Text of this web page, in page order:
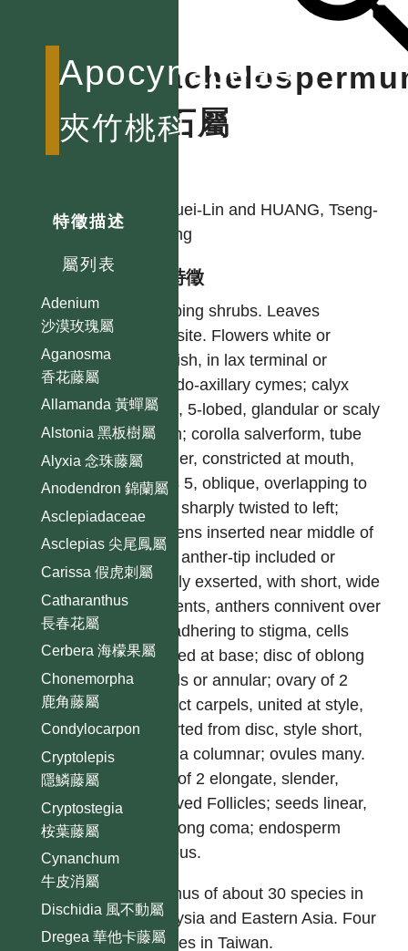
Apocynaceae
夾竹桃科
特徵描述
屬列表
Adenium
沙漠玫瑰屬
Aganosma
香花藤屬
Allamanda 黃蟬屬
Alstonia 黑板樹屬
Alyxia 念珠藤屬
Anodendron 錦蘭屬
Asclepiadaceae
Asclepias 尖尾鳳屬
Carissa 假虎刺屬
Catharanthus
長春花屬
Cerbera 海檬果屬
Chonemorpha
鹿角藤屬
Condylocarpon
Cryptolepis
隱鱗藤屬
Cryptostegia
桉葉藤屬
Cynanchum
牛皮消屬
Dischidia 風不動屬
Dregea 華他卡藤屬
絡石屬
LI, Huei-Lin and HUANG, Tseng-
Chieng
型態特徵
Climbing shrubs. Leaves
opposite. Flowers white or
purplish, in lax terminal or
pseudo-axillary cymes; calyx
small, 5-lobed, glandular or scaly
within; corolla salverform, tube
slender, constricted at mouth,
lobes 5, oblique, overlapping to
right, sharply twisted to left;
stamens inserted near middle of
tube, anther-tip included or
slightly exserted, with short, wide
filaments, anthers connivent over
and adhering to stigma, cells
spurred at base; disc of oblong
glands or annular; ovary of 2
distinct carpels, united at style,
exserted from disc, style short,
stigma columnar; ovules many.
Fruit of 2 elongate, slender,
incurved Follicles; seeds linear,
with long coma; endosperm
copious.
A genus of about 30 species in
Malaysia and Eastern Asia. Four
species in Taiwan.